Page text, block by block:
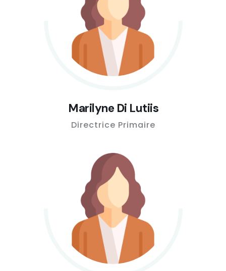
Marilyne Di Lutiis
Directrice Primaire